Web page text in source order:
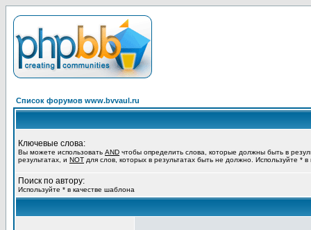
Список форумов www.bvvaul.ru
Ключевые слова:
Вы можете использовать AND чтобы определить слова, которые должны быть в
результатах, и NOT для слов, которых в результатах быть не должно. Используйте *
Поиск по автору:
Используйте * в качестве шаблона